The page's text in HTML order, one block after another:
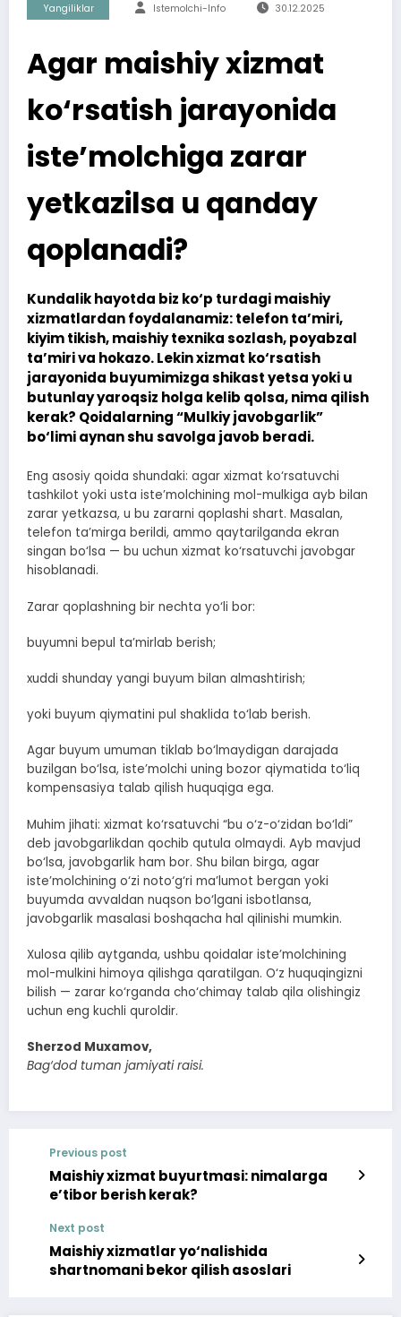
Yangiliklar Istemolchi-Info 30.12.2025
Agar maishiy xizmat
ko‘rsatish jarayonida
iste’molchiga zarar
yetkazilsa u qanday
qoplanadi?
Kundalik hayotda biz ko‘p turdagi maishiy
xizmatlardan foydalanamiz: telefon ta’miri,
kiyim tikish, maishiy texnika sozlash, poyabzal
ta’miri va hokazo. Lekin xizmat ko‘rsatish
jarayonida buyumimizga shikast yetsa yoki u
butunlay yaroqsiz holga kelib qolsa, nima qilish
kerak? Qoidalarning “Mulkiy javobgarlik”
bo‘limi aynan shu savolga javob beradi.
Eng asosiy qoida shundaki: agar xizmat ko‘rsatuvchi
tashkilot yoki usta iste’molchining mol-mulkiga ayb bilan
zarar yetkazsa, u bu zararni qoplashi shart. Masalan,
telefon ta’mirga berildi, ammo qaytarilganda ekran
singan bo‘lsa — bu uchun xizmat ko‘rsatuvchi javobgar
hisoblanadi.
Zarar qoplashning bir nechta yo‘li bor:
buyumni bepul ta’mirlab berish;
xuddi shunday yangi buyum bilan almashtirish;
yoki buyum qiymatini pul shaklida to‘lab berish.
Agar buyum umuman tiklab bo‘lmaydigan darajada
buzilgan bo‘lsa, iste’molchi uning bozor qiymatida to‘liq
kompensasiya talab qilish huquqiga ega.
Muhim jihati: xizmat ko‘rsatuvchi “bu o‘z-o‘zidan bo‘ldi”
deb javobgarlikdan qochib qutula olmaydi. Ayb mavjud
bo‘lsa, javobgarlik ham bor. Shu bilan birga, agar
iste’molchining o‘zi noto‘g‘ri ma’lumot bergan yoki
buyumda avvaldan nuqson bo‘lgani isbotlansa,
javobgarlik masalasi boshqacha hal qilinishi mumkin.
Xulosa qilib aytganda, ushbu qoidalar iste’molchining
mol-mulkini himoya qilishga qaratilgan. O‘z huquqingizni
bilish — zarar ko‘rganda cho‘chimay talab qila olishingiz
uchun eng kuchli quroldir.
Sherzod Muxamov,
Bag‘dod tuman jamiyati raisi.
Previous post
Maishiy xizmat buyurtmasi: nimalarga
e’tibor berish kerak?
Next post
Maishiy xizmatlar yo‘nalishida
shartnomani bekor qilish asoslari